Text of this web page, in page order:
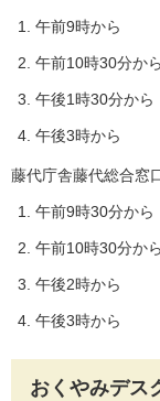
午前9時から
午前10時30分から
午後1時30分から
午後3時から
藤代庁舎藤代総合窓
午前9時30分から
午前10時30分から
午後2時から
午後3時から
おくやみデス